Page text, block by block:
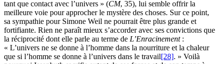
tant que contact avec l’univers » (CM, 35), lui semble offrir la
meilleure voie pour approcher le mystère des choses. Sur ce point,
sa sympathie pour Simone Weil ne pourrait être plus grande et
fortifiante. Rien ne paraît mieux s’accorder avec ses convictions que
la réciprocité dont elle parle au terme de L’Enracinement:
« L’univers ne se donne à l’homme dans la nourriture et la chaleur
que si l’homme se donne à l’univers dans le travail[28]. » Voilà